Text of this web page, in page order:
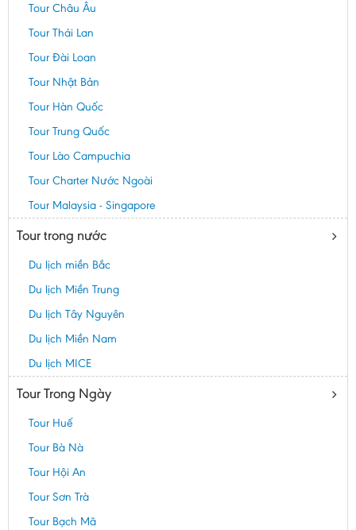
Tour Châu Âu
Tour Thái Lan
Tour Đài Loan
Tour Nhật Bản
Tour Hàn Quốc
Tour Trung Quốc
Tour Lào Campuchia
Tour Charter Nước Ngoài
Tour Malaysia - Singapore
Tour trong nước
Du lịch miền Bắc
Du lịch Miền Trung
Du lịch Tây Nguyên
Du lịch Miền Nam
Du lịch MICE
Tour Trong Ngày
Tour Huế
Tour Bà Nà
Tour Hội An
Tour Sơn Trà
Tour Bạch Mã